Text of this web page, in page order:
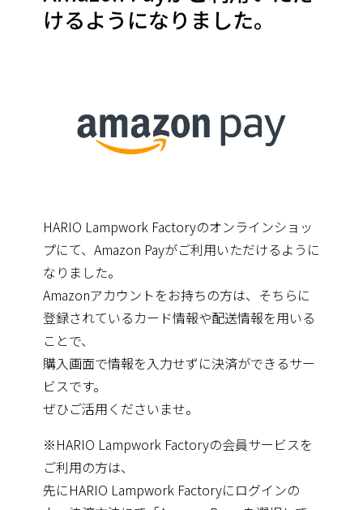
けるようになりました。
HARIO Lampwork Factoryのオンラインショッ
プにて、Amazon Payがご利用いただけるように
なりました。
Amazonアカウントをお持ちの方は、そちらに
登録されているカード情報や配送情報を用いる
ことで、
購入画面で情報を入力せずに決済ができるサー
ビスです。
ぜひご活用くださいませ。
※HARIO Lampwork Factoryの会員サービスを
ご利用の方は、
先にHARIO Lampwork Factoryにログインの